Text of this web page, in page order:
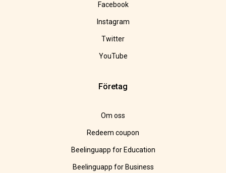
Facebook
Instagram
Twitter
YouTube
Företag
Om oss
Redeem coupon
Beelinguapp for Education
Beelinguapp for Business